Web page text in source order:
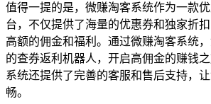
值得一提的是，微赚淘客系统作为一款
台，不仅提供了海量的优惠券和独家折
高额的佣金和福利。通过微赚淘客系统
的查券返利机器人，开启高佣金的赚钱
系统还提供了完善的客服和售后支持，
畅。